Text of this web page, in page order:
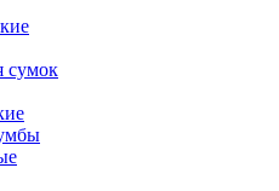
сумок